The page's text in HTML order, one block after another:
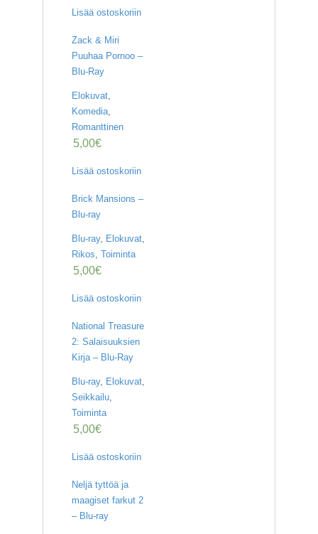
Lisää ostoskoriin
Zack & Miri
Puuhaa Pornoo –
Blu-Ray
Elokuvat,
Komedia,
Romanttinen
5,00€
Lisää ostoskoriin
Brick Mansions –
Blu-ray
Blu-ray, Elokuvat,
Rikos, Toiminta
5,00€
Lisää ostoskoriin
National Treasure
2: Salaisuuksien
Kirja – Blu-Ray
Blu-ray, Elokuvat,
Seikkailu,
Toiminta
5,00€
Lisää ostoskoriin
Neljä tyttöä ja
maagiset farkut 2
– Blu-ray